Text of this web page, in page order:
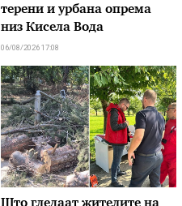
терени и урбана опрема
низ Кисела Вода
06/08/2026 17:08